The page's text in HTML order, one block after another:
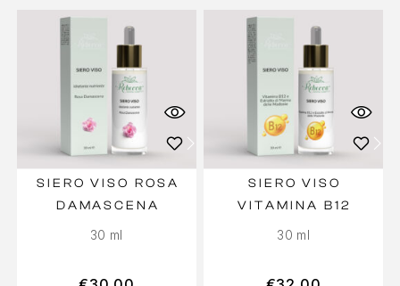
SIERO VISO ROSA
DAMASCENA
30 ml
SIERO VISO
VITAMINA B12
30 ml